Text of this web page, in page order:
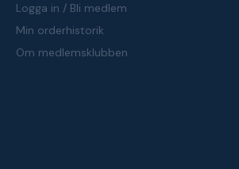
Logga in / Bli medlem
Min orderhistorik
Om medlemsklubben